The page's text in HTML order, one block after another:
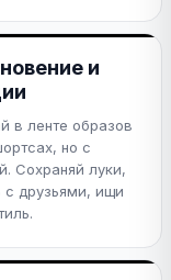
и
в ленте образов
но с
Сохраняй луки,
с друзьями, ищи